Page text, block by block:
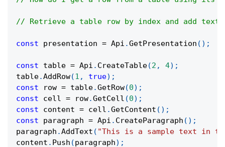
// Retrieve a table row by index and add
const presentation = Api .GetPresentation ( ) ;
const table = Api . CreateTable(2 , 4) ;
table.AddRow(1 , true) ;
const row = table.GetRow(0) ;
const cell = row.GetCell (0) ;
const content = cell .GetContent ( ) ;
const paragraph = Api . CreateParagraph ( ) ;
paragraph .AddText ( "This is a sample text in
content . Push (paragraph) ;